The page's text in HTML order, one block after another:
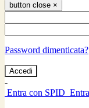
button close ×
Password dimenticata?
-
Entra con SPID